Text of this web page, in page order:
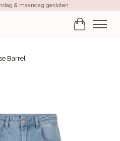
& maandag gesloten
Barrel